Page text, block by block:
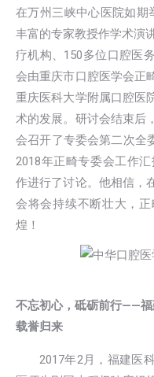
在万州三峡中心医院如期
丰富的专家教授作学术演
疗机构、150多位口腔医
会由重庆市口腔医学会正
重庆医科大学附属口腔医
术的发展。研讨会结束后
会召开了专委会第二次全
2018年正畸专委会工作
作进行了讨论。他相信，
会将会持续不断壮大，
煌！
不忘初心，砥砺前行——
载誉归来
2017年2月，福建医